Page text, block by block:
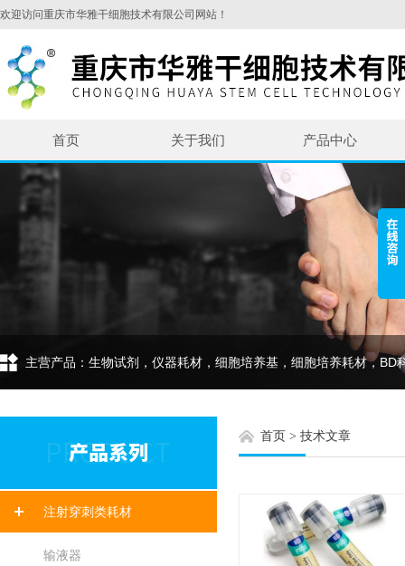
欢迎访问重庆市华雅干细胞技术有限公司网站！
首页 关于我们 产品中心
主营产品：生物试剂，仪器耗材，细胞培养基，细胞培养耗材，BD
注射穿刺类耗材
输液器
首页 > 技术文章